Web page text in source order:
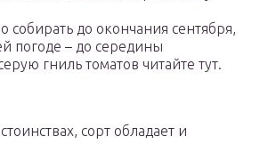
собирать до окончания сентября,
погоде – до середины
гниль томатов читайте тут.
сорт обладает и